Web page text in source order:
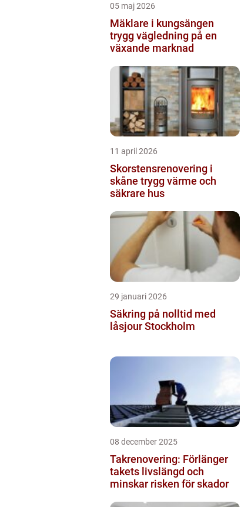
05 maj 2026
Mäklare i kungsängen
trygg vägledning på en
växande marknad
11 april 2026
Skorstensrenovering i
skåne trygg värme och
säkrare hus
29 januari 2026
Säkring på nolltid med
låsjour Stockholm
08 december 2025
Takrenovering: Förlänger
takets livslängd och
minskar risken för skador